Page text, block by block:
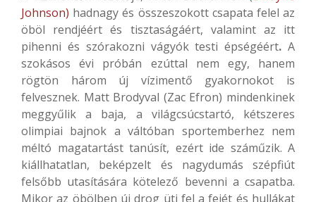
Johnson) hadnagy és összeszokott csapata felel az
öböl rendjéért és tisztaságáért, valamint az itt
pihenni és szórakozni vágyók testi épségéért.A
szokásos évi próbán ezúttal nem egy, hanem
rögtön három új vízimentő gyakornokot is
felvesznek. Matt Brodyval (Zac Efron) mindenkinek
meggyűlik a baja, a világcsúcstartó, kétszeres
olimpiai bajnok a váltóban sportemberhez nem
méltó magatartást tanúsít, ezért ide száműzik. A
kiállhatatlan, beképzelt és nagydumás szépfiút
felsőbb utasítására kötelező bevenni a csapatba.
Mikor az öbölben új drog üti fel a fejét és hullákat